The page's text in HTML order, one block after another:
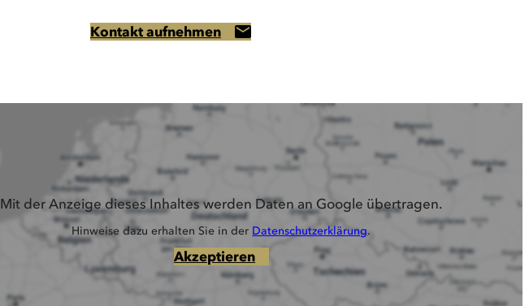
Kontakt aufnehmen
Mit der Anzeige dieses Inhaltes werden Daten an Google übertragen.
Hinweise dazu erhalten Sie in der Datenschutzerklärung.
Akzeptieren